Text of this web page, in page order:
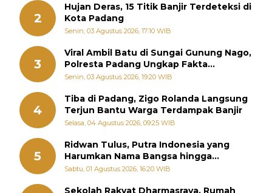
2
Hujan Deras, 15 Titik Banjir Terdeteksi di
Kota Padang
Senin, 03 Agustus 2026, 17:10 WIB
3
Viral Ambil Batu di Sungai Gunung Nago,
Polresta Padang Ungkap Fakta
Sebenarnya
Senin, 03 Agustus 2026, 19:20 WIB
4
Tiba di Padang, Zigo Rolanda Langsung
Terjun Bantu Warga Terdampak Banjir
Selasa, 04 Agustus 2026, 09:25 WIB
5
Ridwan Tulus, Putra Indonesia yang
Harumkan Nama Bangsa hingga
Diabadikan dalam Buku Jepang
Sabtu, 01 Agustus 2026, 16:20 WIB
Sekolah Rakyat Dharmasraya, Rumah